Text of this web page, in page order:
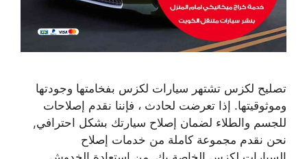
تصليح لكزس تشتهر سيارات لكزس بفخامتها وجودتها
وموثوقيتها. إذا تعرضت لحادث ، فإننا نقدم إصلاحات
للجسم والطلاء لضمان إصلاح سيارتك بشكل احترافي,
نحن نقدم مجموعة كاملة من خدمات إصلاح